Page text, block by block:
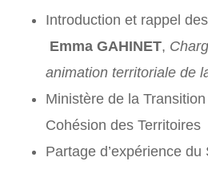
Introduction et rappel
Emma GAHINET,
animation territoriale de
Ministère de la
Cohésion des Territoires
Partage d’expérience